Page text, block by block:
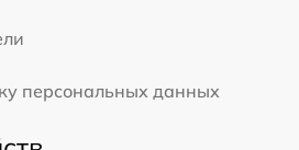
персональных данных